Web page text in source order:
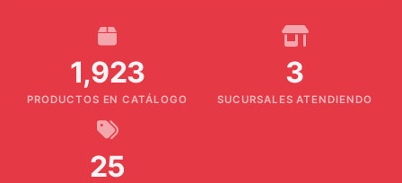
1,923
PRODUCTOS EN CATÁLOGO
3
SUCURSALES ATENDIENDO
25